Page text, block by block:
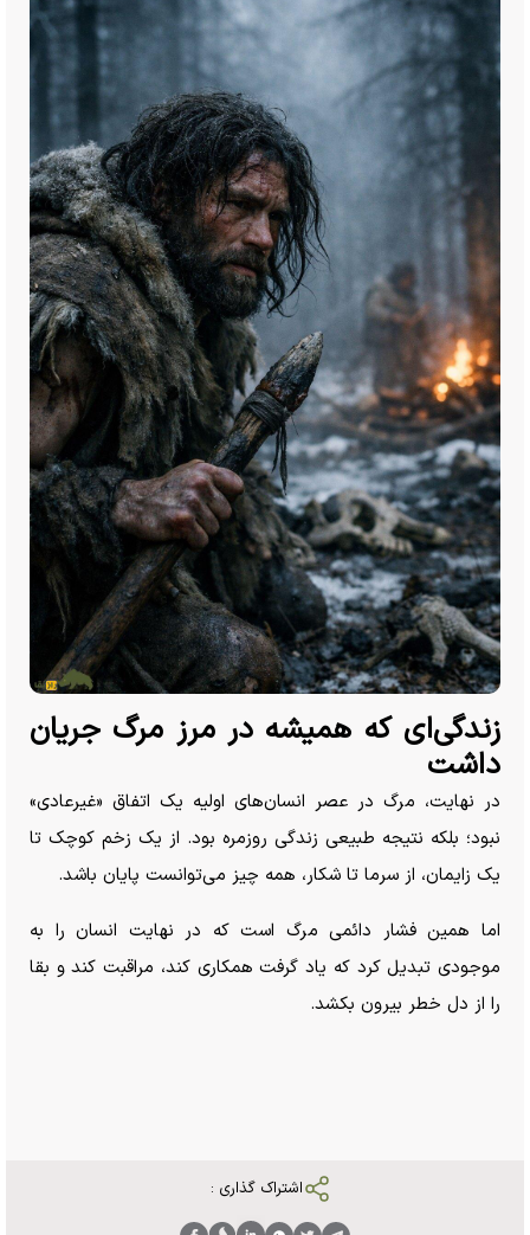
زندگی‌ای که همیشه در مرز مرگ جریان
داشت
در نهایت، مرگ در عصر انسان‌های اولیه یک اتفاق «غیرعادی»
نبود؛ بلکه نتیجه طبیعی زندگی روزمره بود. از یک زخم کوچک تا
یک زایمان، از سرما تا شکار، همه چیز می‌توانست پایان باشد.
اما همین فشار دائمی مرگ است که در نهایت انسان را به
موجودی تبدیل کرد که یاد گرفت همکاری کند، مراقبت کند و بقا
را از دل خطر بیرون بکشد.
اشتراک گذاری :